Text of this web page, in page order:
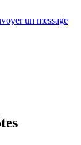
un message